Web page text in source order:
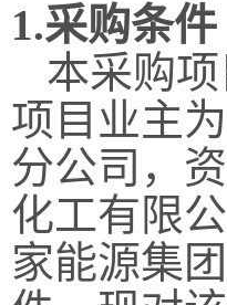
1.采购条件
本采购项
项目业主
分公司，
化工有限
家能源集